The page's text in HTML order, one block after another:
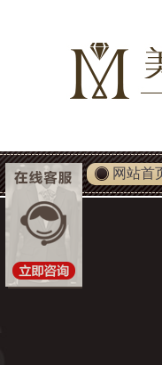
网站首